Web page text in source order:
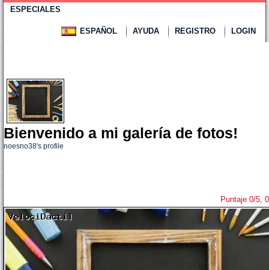
ESPECIALES
ESPAÑOL AYUDA REGISTRO LOGIN
Bienvenido a mi galería de fotos!
noesno38's profile
Puntaje 0/5,